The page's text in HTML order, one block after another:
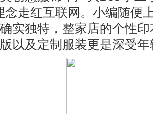
念走红互联网。小编随便
实独特，整家店的个性印
以及定制服装更是深受